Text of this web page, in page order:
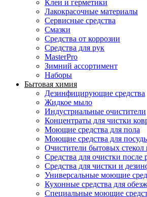
Клеи и герметики
Лакокрасочные материалы
Сервисные средства
Смазки
Средства от коррозии
Средства для рук
MasterPro
Зимний ассортимент
Наборы
Бытовая химия
Дезинфицирующие средства
Жидкое мыло
Индустриальные очистители
Концентраты для чистки
Моющие средства для пола
Моющие средства для
Очистители бытовых стекол
Средства для очистки после
Средства для чистки и
Универсальные моющие
Кухонные средства для
Специальные моющие